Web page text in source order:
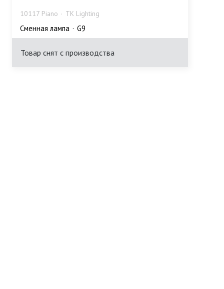
10117 Piano TK Lighting
Сменная лампа G9
Товар снят с производства